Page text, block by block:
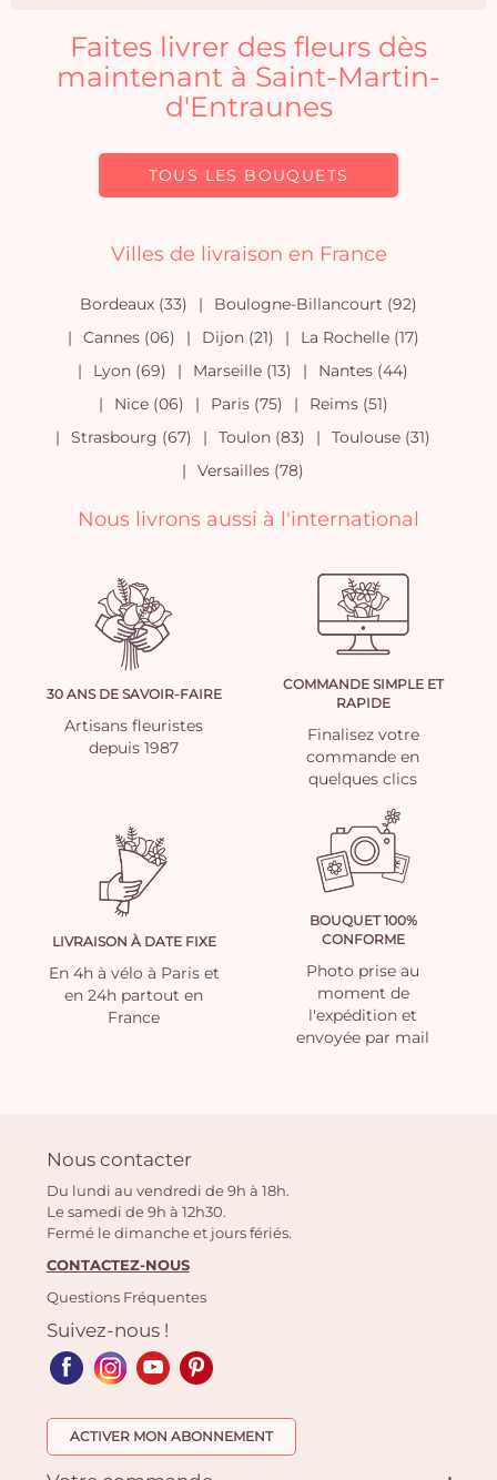
Faites livrer des fleurs dès
maintenant à Saint-Martin-
d'Entraunes
TOUS LES BOUQUETS
Villes de livraison en France
Bordeaux (33)
Boulogne-Billancourt (92)
Cannes (06)
Dijon (21)
La Rochelle (17)
Lyon (69)
Marseille (13)
Nantes (44)
Nice (06)
Paris (75)
Reims (51)
Strasbourg (67)
Toulon (83)
Toulouse (31)
Versailles (78)
Nous livrons aussi à l'international
30 ANS DE SAVOIR-FAIRE
Artisans fleuristes
depuis 1987
COMMANDE SIMPLE ET
RAPIDE
Finalisez votre
commande en
quelques clics
LIVRAISON À DATE FIXE
En 4h à vélo à Paris et
en 24h partout en
France
BOUQUET 100%
CONFORME
Photo prise au
moment de
l'expédition et
envoyée par mail
Nous contacter
Du lundi au vendredi de 9h à 18h.
Le samedi de 9h à 12h30.
Fermé le dimanche et jours fériés.
CONTACTEZ-NOUS
Questions Fréquentes
Suivez-nous !
ACTIVER MON ABONNEMENT